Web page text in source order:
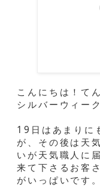
こんにちは！て
シルバーウィー
19日はあまりに
が、その後は天
いが天気職人に
来て下さるお客
がいっぱいです。